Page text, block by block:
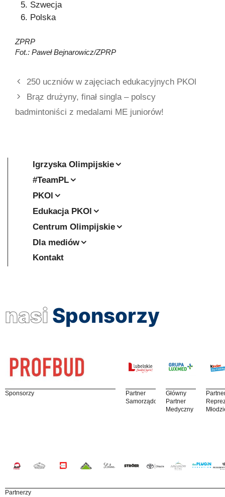
Szwecja
Polska
ZPRP
Fot.: Paweł Bejnarowicz/ZPRP
250 uczniów w zajęciach edukacyjnych PKOl
Brąz drużyny, finał singla – polscy
badmintoniści z medalami ME juniorów!
Igrzyska Olimpijskie
#TeamPL
PKOl
Edukacja PKOl
Centrum Olimpijskie
Dla mediów
Kontakt
nasi Sponsorzy
Sponsorzy
Partner
Samorządowy
Główny
Partner
Medyczny
Partnerzy